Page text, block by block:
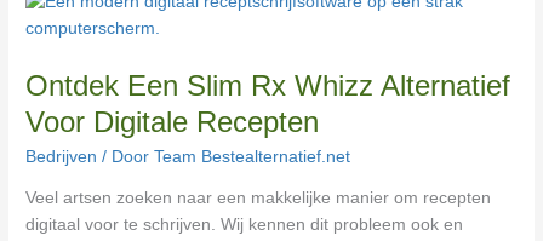
Ontdek Een Slim Rx Whizz Alternatief
Voor Digitale Recepten
Bedrijven / DoorTeam Bestealternatief.net
Veel artsen zoeken naar een makkelijke manier om recepten
digitaal voor te schrijven. Wij kennen dit probleem ook en
Een
Rx
Whizz
Alternatief
Voor
Digitale
Recepten